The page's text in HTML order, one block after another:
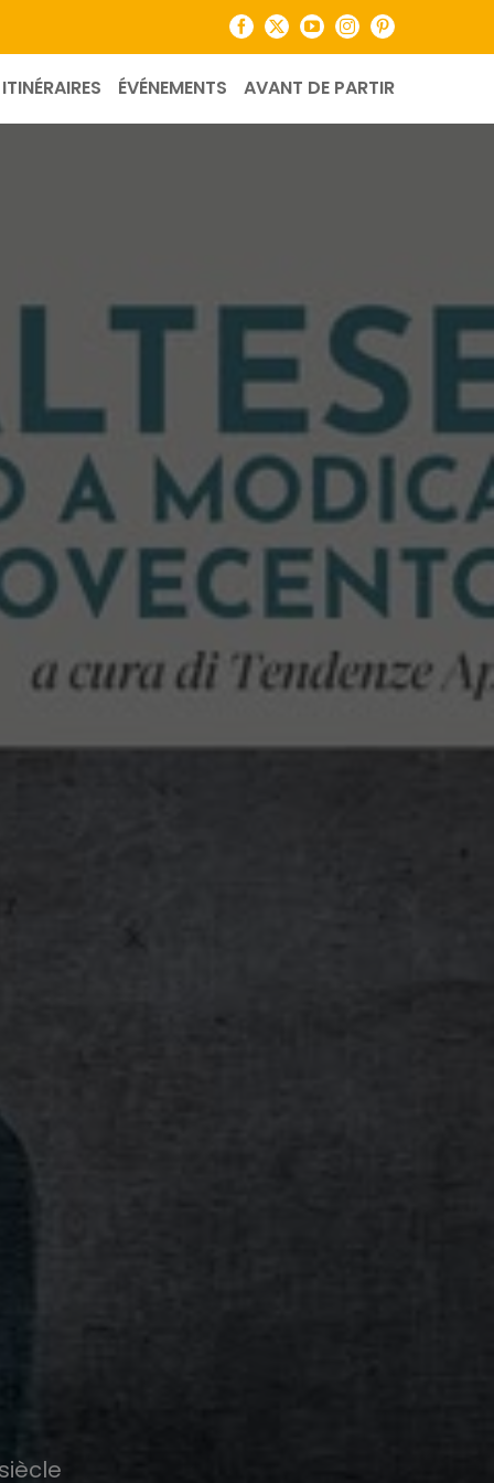
Facebook
X YouTubeInstagramPinterest
ÉVÉNEMENTS AVANT DE PARTIR